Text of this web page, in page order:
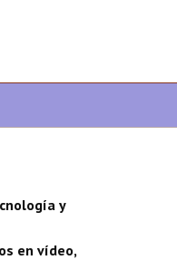
y
en vídeo,